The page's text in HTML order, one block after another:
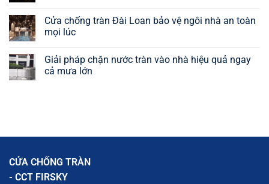
Cửa chống tràn Đài Loan bảo vệ ngôi nhà an toàn
mọi lúc
Giải pháp chặn nước tràn vào nhà hiệu quả ngay
cả mưa lớn
CỬA CHỐNG TRÀN
- CCT FIRSKY